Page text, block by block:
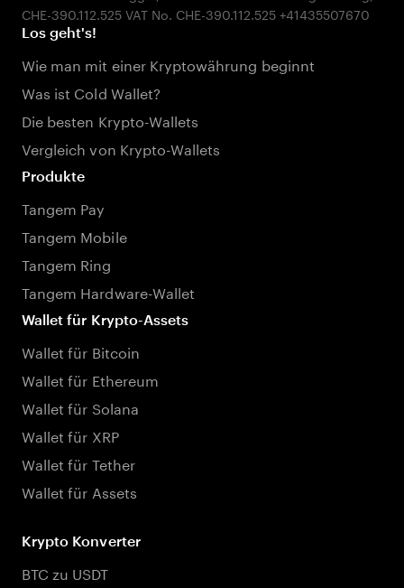
Los geht's!
Wie man mit einer Kryptowährung beginnt
Was ist Cold Wallet?
Die besten Krypto-Wallets
Vergleich von Krypto-Wallets
Produkte
Tangem Pay
Tangem Mobile
Tangem Ring
Tangem Hardware-Wallet
Wallet für Krypto-Assets
Wallet für Bitcoin
Wallet für Ethereum
Wallet für Solana
Wallet für XRP
Wallet für Tether
Wallet für Assets
Krypto Konverter
BTC zu USDT